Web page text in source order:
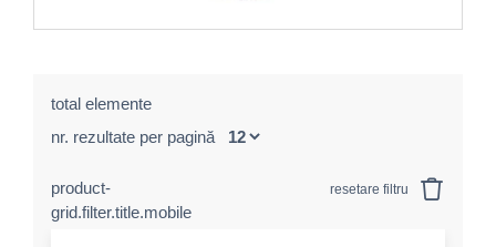
total elemente
nr. rezultate per pagină
product-
grid.filter.title.mobile
resetare filtru